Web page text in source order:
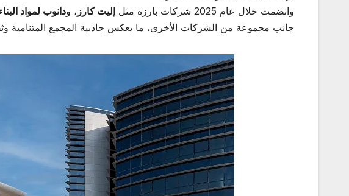
وانضمت خلال عام 2025 شركات بارزة مثل
إليت كارز ، ودانوب لمواد
جانب مجموعة من الشركات الأخرى، ما يعكس جاذبية المجمع المتنامية